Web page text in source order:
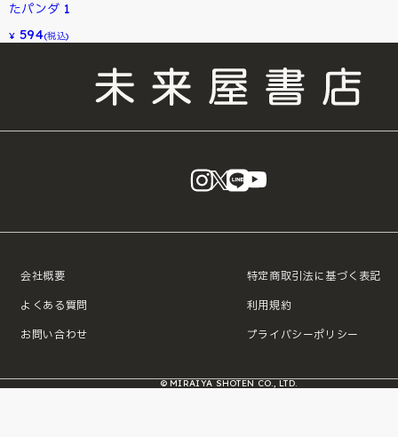
たパンダ 1
¥ 594(税込)
instagram
X LINE
会社概要
よくある質問
お問い合わせ
特定商取引法に基づく表記
利用規約
プライバシーポリシー
© MIRAIYA SHOTEN CO., LTD.